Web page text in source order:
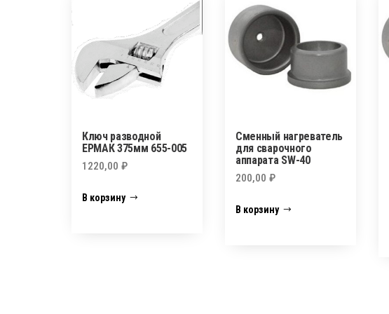
Ключ разводной
ЕРМАК 375мм 655-005
1220,00 ₽
В корзину
Сменный нагреватель
для сварочного
аппарата SW-40
200,00₽
В корзину